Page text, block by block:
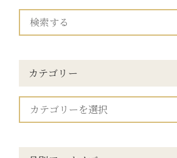
カテゴリー